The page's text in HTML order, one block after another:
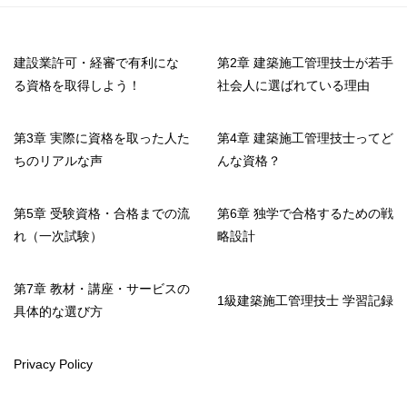
建設業許可・経審で有利にな
る資格を取得しよう！
第2章 建築施工管理技士が若手
社会人に選ばれている理由
第3章 実際に資格を取った人た
ちのリアルな声
第4章 建築施工管理技士ってど
んな資格？
第5章 受験資格・合格までの流
れ（一次試験）
第6章 独学で合格するための戦
略設計
第7章 教材・講座・サービスの
具体的な選び方
1級建築施工管理技士 学習記録
Privacy Policy